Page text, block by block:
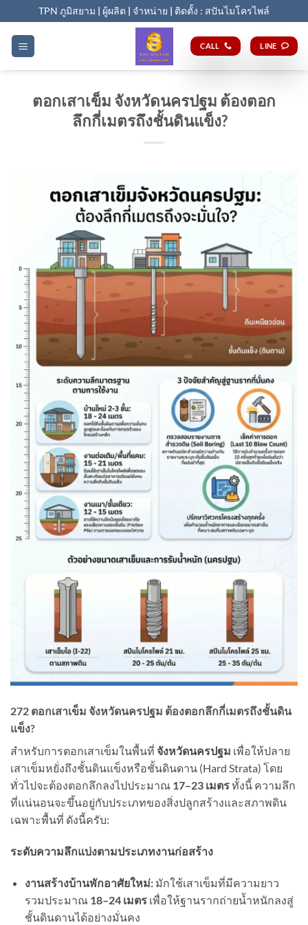
to
content
TPN ภูมิสยาม | ผู้ผลิต | จำหน่าย | ติดตั้ง : สปันไมโครไพล์
CALL LINE
ตอกเสาเข็ม จังหวัดนครปฐม ต้องตอก
ลึกกี่เมตรถึงชั้นดินแข็ง?
272 ตอกเสาเข็ม จังหวัดนครปฐม ต้องตอกลึกกี่เมตรถึงชั้นดิน
แข็ง?
สำหรับการตอกเสาเข็มในพื้นที่ จังหวัดนครปฐม เพื่อให้ปลาย
เสาเข็มหยั่งถึงชั้นดินแข็งหรือชั้นดินดาน (Hard Strata) โดย
ทั่วไปจะต้องตอกลึกลงไปประมาณ 17–23 เมตรทั้งนี้ ความลึก
ที่แน่นอนจะขึ้นอยู่กับประเภทของสิ่งปลูกสร้างและสภาพดิน
เฉพาะพื้นที่ ดังนี้ครับ:
ระดับความลึกแบ่งตามประเภทงานก่อสร้าง
งานสร้างบ้านพักอาศัยใหม่:มักใช้เสาเข็มที่มีความยาว
รวมประมาณ 18–24 เมตรเพื่อให้ฐานรากถ่ายน้ำหนักลงสู่
ชั้นดินดานได้อย่างมั่นคง